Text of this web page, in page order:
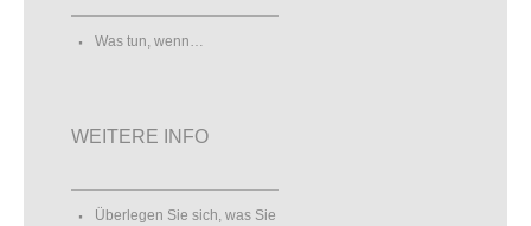
Was tun, wenn…
WEITERE INFO
Überlegen Sie sich, was Sie